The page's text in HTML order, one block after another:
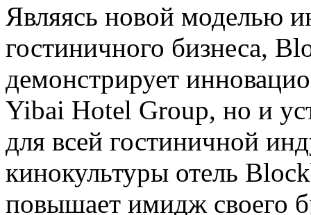
Являясь новой моделью
гостиничного бизнеса,
демонстрирует
Yibai Hotel Group, но и
для всей гостиничной
кинокультуры отель
повышает имидж своего